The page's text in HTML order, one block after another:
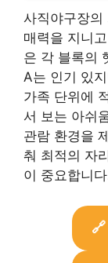
사직야구장
매력을 지니
은 각 블록의
A는 인기 있
가족 단위에
서 보는 아쉬
관람 환경을
춰 최적의 자
이 중요합니